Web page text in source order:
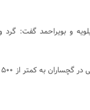
و بویراحمد گفت: گرد